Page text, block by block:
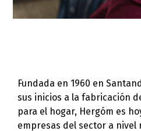
Fundada en 1960 en
sus inicios a la fabricación
para el hogar, Hergóm es
empresas del sector a nivel